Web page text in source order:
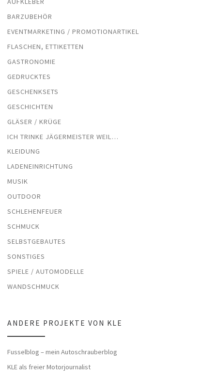
BARZUBEHÖR
EVENTMARKETING / PROMOTIONARTIKEL
FLASCHEN, ETTIKETTEN
GASTRONOMIE
GEDRUCKTES
GESCHENKSETS
GESCHICHTEN
GLÄSER / KRÜGE
ICH TRINKE JÄGERMEISTER WEIL…
KLEIDUNG
LADENEINRICHTUNG
MUSIK
OUTDOOR
SCHLEHENFEUER
SCHMUCK
SELBSTGEBAUTES
SONSTIGES
SPIELE / AUTOMODELLE
WANDSCHMUCK
ANDERE PROJEKTE VON KLE
Fusselblog – mein Autoschrauberblog
KLE als freier Motorjournalist